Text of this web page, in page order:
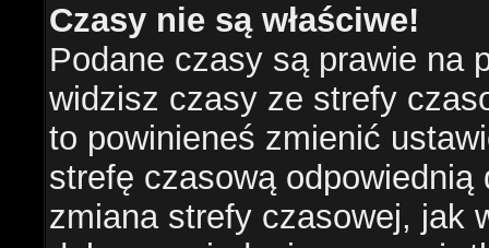
Czasy nie są właściwe!
Podane czasy są prawie na
widzisz czasy ze strefy
to powinieneś zmienić
strefę czasową
zmiana strefy czasowej, jak